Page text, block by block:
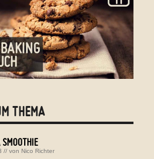
THEMA
// von Nico Richter